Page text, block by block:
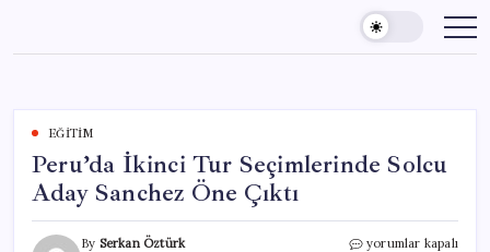
content
EĞITIM
Peru’da İkinci Tur Seçimlerinde Solcu
Aday Sanchez Öne Çıktı
By Serkan Öztürk
Peru’da
yorumlar kapalı